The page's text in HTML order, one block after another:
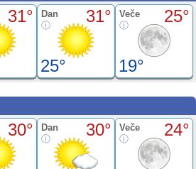
31° Dan 31°
25°
Veče 25°
19°
30° Dan 30° Veče 24°